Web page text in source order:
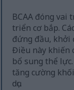
BCAA đóng
triển cơ bắp.
đứng đầu, khởi
Điều này khiến
bổ sung thể
tăng cường
dục.